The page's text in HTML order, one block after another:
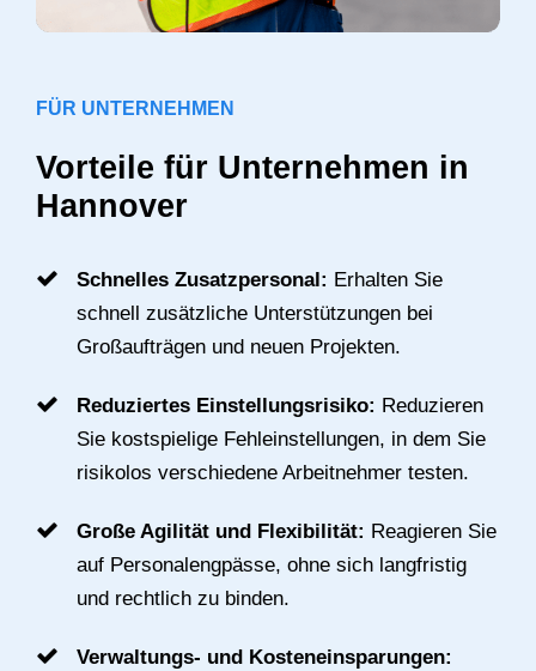
FÜR UNTERNEHMEN
Vorteile für Unternehmen in
Hannover
Schnelles Zusatzpersonal: Erhalten Sie
schnell zusätzliche Unterstützungen bei
Großaufträgen und neuen Projekten.
Reduziertes Einstellungsrisiko: Reduzieren
Sie kostspielige Fehleinstellungen, in dem Sie
risikolos verschiedene Arbeitnehmer testen.
Große Agilität und Flexibilität: Reagieren Sie
auf Personalengpässe, ohne sich langfristig
und rechtlich zu binden.
Verwaltungs- und Kosteneinsparungen: